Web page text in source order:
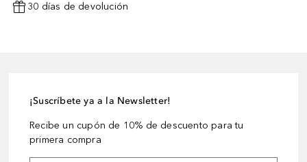
30 días de devolución
¡Suscríbete ya a la Newsletter!
Recibe un cupón de 10% de descuento para tu
primera compra